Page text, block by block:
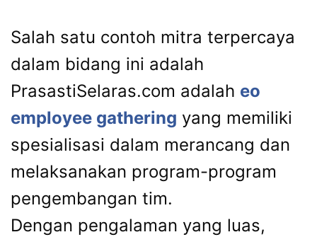
Salah satu contoh mitra terpercaya
dalam bidang ini adalah
PrasastiSelaras.com adalah eo
employee gathering yang memiliki
spesialisasi dalam merancang dan
melaksanakan program-program
pengembangan tim.
Dengan pengalaman yang luas,